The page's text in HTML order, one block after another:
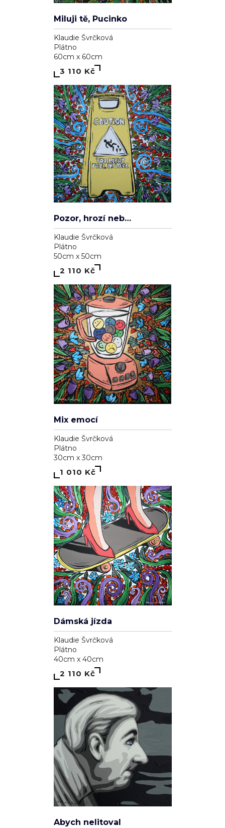
Miluji tě, Pucinko
Klaudie Švrčková
Plátno
60cm x 60cm
3 110 Kč
Pozor, hrozí nebezpečí zamilování se
Klaudie Švrčková
Plátno
50cm x 50cm
2 110 Kč
Mix emocí
Klaudie Švrčková
Plátno
30cm x 30cm
1 010 Kč
Dámská jízda
Klaudie Švrčková
Plátno
40cm x 40cm
2 110 Kč
Abych nelitoval